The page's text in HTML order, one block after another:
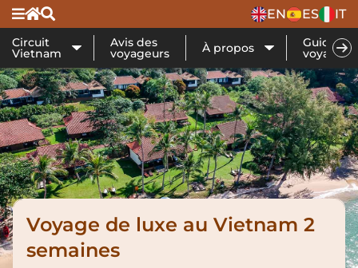
EN ES IT
Circuit
Vietnam
Avis des
voyageurs À propos Guide de
voyage
Voyage de luxe au Vietnam 2
semaines